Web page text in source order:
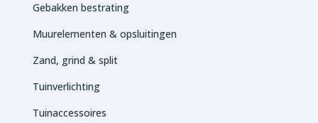
Gebakken bestrating
Muurelementen & opsluitingen
Zand, grind & split
Tuinverlichting
Tuinaccessoires